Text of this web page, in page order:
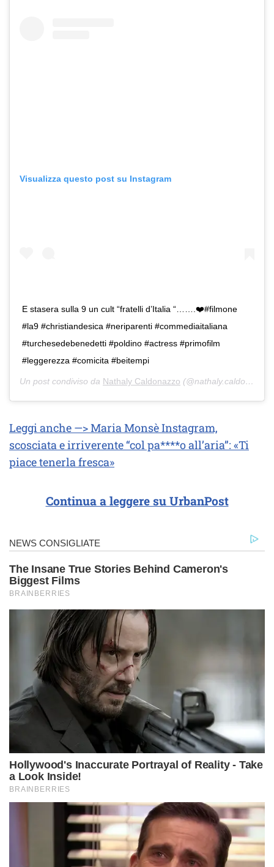
Visualizza questo post su Instagram
E stasera sulla 9 un cult “fratelli d’Italia “…….❤️#filmone
#la9 #christiandesica #neriparenti #commediaitaliana
#turchesedebenedetti #poldino #actress #primofilm
#leggerezza #comicita #beitempi
Un post condiviso da Nathaly Caldonazzo (@nathaly.caldonazzo) in data:
Leggi anche —> Maria Monsè Instagram,
scosciata e irriverente “col pa****o all’aria”: «Ti
piace tenerla fresca»
Continua a leggere su UrbanPost